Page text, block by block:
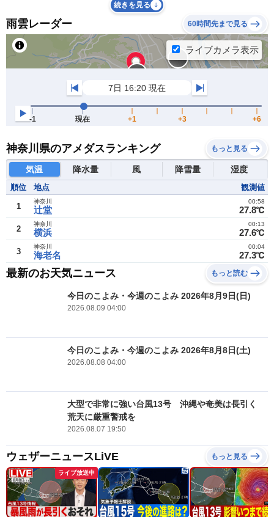
続きを見る
雨雲レーダー 60時間先まで見る
神奈川県のアメダスランキング もっと見る
気温 降水量 風 降雪量 湿度
順位 地点 観測値
1 辻堂
神奈川
27.8℃
00:58
2 横浜
神奈川
27.6℃
00:13
3 海老名
神奈川
27.3℃
00:04
最新のお天気ニュース もっと読む
今日のこよみ・今週のこよみ 2026年8月9日(日)
2026.08.09 04:00
今日のこよみ・今週のこよみ 2026年8月8日(土)
2026.08.08 04:00
大型で非常に強い台風13号 沖縄や奄美は長引く
荒天に厳重警戒を
2026.08.07 19:50
ウェザーニュースLiVE もっと見る
ライブ放送中